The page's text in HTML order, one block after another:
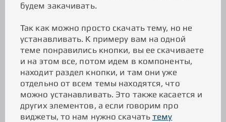
будем закачивать.
Так как можно просто скачать тему, но не
устанавливать. К примеру вам на одной
теме понравились кнопки, вы ее скачиваете
и на этом все, потом идем в компоненты,
находит раздел кнопки, и там они уже
отдельно от всем темы находятся, что
можно устанавливать. Это также касается и
других элементов, а если говорим про
виджеты, то нам нужно скачатьтему